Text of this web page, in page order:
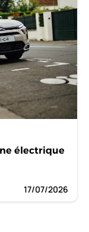
électrique
17/07/2026